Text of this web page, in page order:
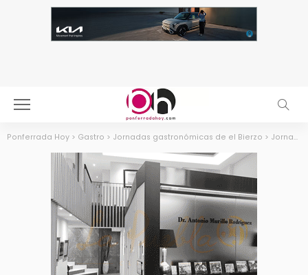
Ponferrada Hoy > Gastro > Jornadas gastronómicas de el Bierzo > Jornadas Gastronómicas del Bierzo 2021. Menús y restaurantes para disfrutar de lo nuestro